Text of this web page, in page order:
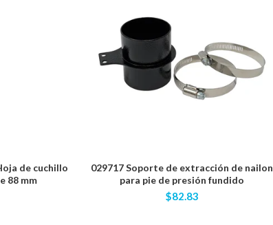
de cuchillo
88 mm
029717 Soporte de extracción de nailon
para pie de presión fundido
$82.83